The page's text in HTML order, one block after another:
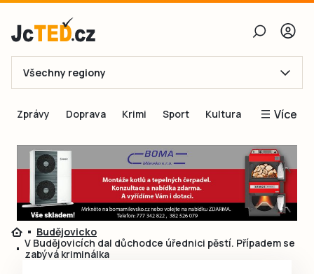
E-mail
Obnovit heslo
Přihlásit se
Přihlásit se přes Facebook
Všechny regiony
Zprávy Doprava Krimi Sport Kultura Více
Blogy
Inspirace
Čtenáři píší
Speciální přílohy
Budějovicko
V Budějovicích dal důchodce úřednici pěstí. Případem se
zabývá kriminálka